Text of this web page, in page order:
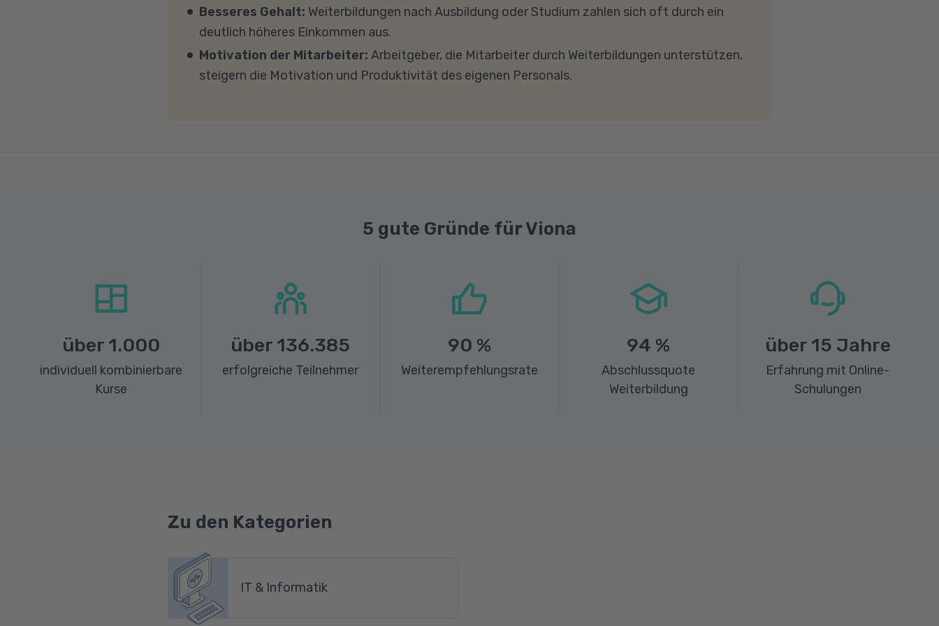
Übertragung eine gute Internetverbindung mit einer Download-Geschwindigkeit von mindestens 6
Fragen sprechen Sie uns gerne an.
Besseres Gehalt: Weiterbildungen nach Ausbildung oder Studium zahlen sich oft durch ein
deutlich höheres Einkommen aus.
Motivation der Mitarbeiter: Arbeitgeber, die Mitarbeiter durch Weiterbildungen unterstützen,
steigern die Motivation und Produktivität des eigenen Personals.
5 gute Gründe für Viona
über 1.000
individuell kombinierbare
Kurse
über 136.385
erfolgreiche Teilnehmer
90 %
Weiterempfehlungsrate
94 %
Abschlussquote
Weiterbildung
über 15 Jahre
Erfahrung mit Online-
Schulungen
Zu den Kategorien
IT & Informatik